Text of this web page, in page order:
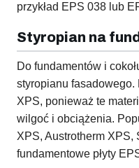
przykład EPS 038 lub
Styropian na
Do fundamentów i
styropianu
XPS, ponieważ te
wilgoć i obciążenia.
XPS, Austrotherm
fundamentowe płyty